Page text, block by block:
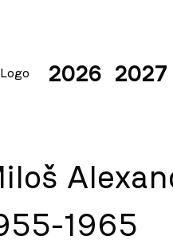
2026 2027
1965